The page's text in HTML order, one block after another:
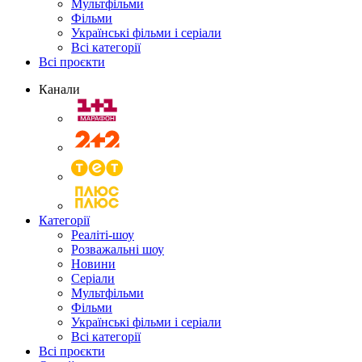
Мультфільми
Фільми
Українські фільми і серіали
Всі категорії
Всі проєкти
Канали
Категорії
Реаліті-шоу
Розважальні шоу
Новини
Серіали
Мультфільми
Фільми
Українські фільми і серіали
Всі категорії
Всі проєкти